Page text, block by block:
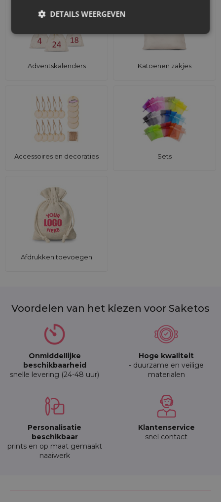
Adventskalenders Katoenen zakjes
Accessoires en decoraties Sets
Afdrukken toevoegen
Voordelen van het kiezen voor Saketos
Onmiddellijke
beschikbaarheid
snelle levering (24-48 uur)
Hoge kwaliteit
- duurzame en veilige
materialen
Personalisatie
beschikbaar
prints en op maat gemaakt
naaiwerk
Klantenservice
snel contact
DETAILS WEERGEVEN